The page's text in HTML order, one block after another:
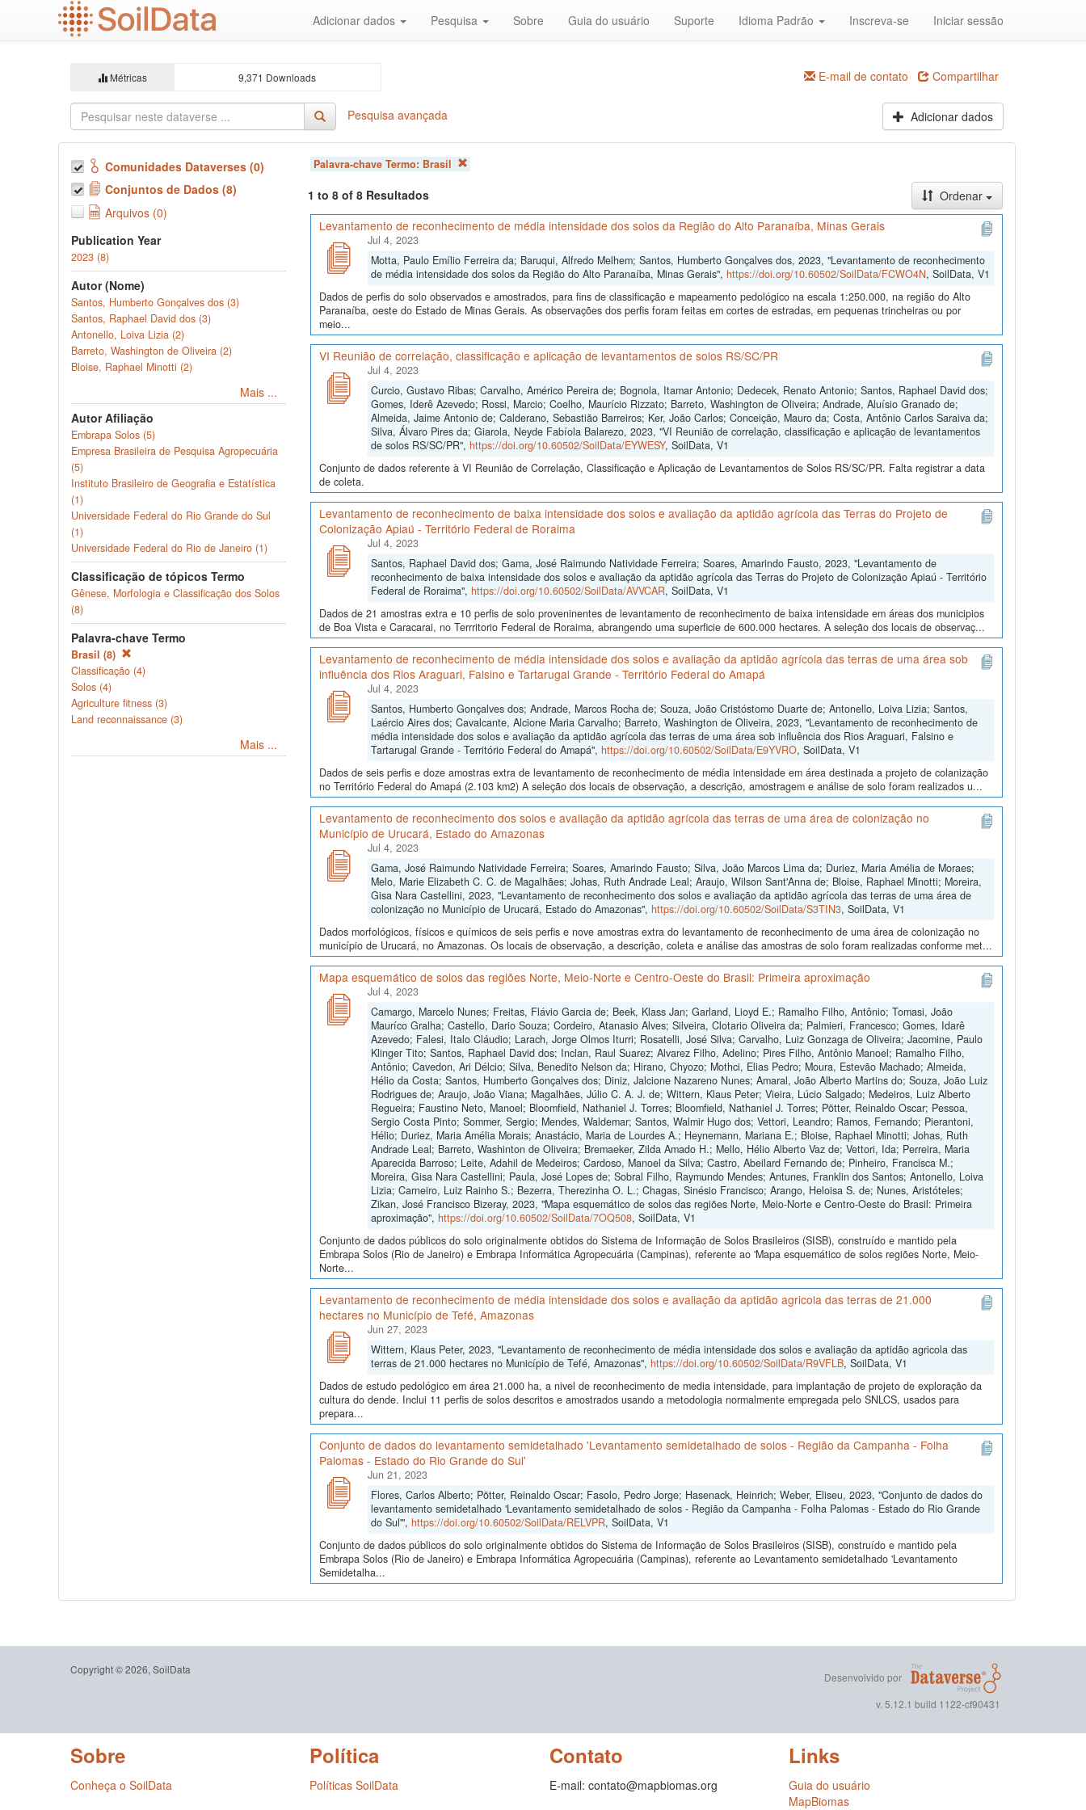
Adicionar dados Pesquisa Sobre Guia do usuário Suporte Idioma Padrão Inscreva-se Iniciar sessão
Métricas 9,371 Downloads E-mail de contato Compartilhar
Pesquisa avançada Adicionar dados
Comunidades Dataverses (0)
Conjuntos de Dados (8)
Arquivos (0)
Publication Year
2023 (8)
Autor (Nome)
Santos, Humberto Gonçalves dos (3)
Santos, Raphael David dos (3)
Antonello, Loiva Lizia (2)
Barreto, Washington de Oliveira (2)
Bloise, Raphael Minotti (2)
Mais ...
Autor Afiliação
Embrapa Solos (5)
Empresa Brasileira de Pesquisa Agropecuária
(5)
Instituto Brasileiro de Geografia e Estatística
(1)
Universidade Federal do Rio Grande do Sul
(1)
Universidade Federal do Rio de Janeiro (1)
Classificação de tópicos Termo
Gênese, Morfologia e Classificação dos Solos
(8)
Palavra-chave Termo
Brasil (8)
Classificação (4)
Solos (4)
Agriculture fitness (3)
Land reconnaissance (3)
Mais ...
Palavra-chave Termo: Brasil
1 to 8 of 8 Resultados
Ordenar
Levantamento de reconhecimento de média intensidade dos solos da Região do Alto Paranaíba, Minas Gerais
Jul 4, 2023
Motta, Paulo Emílio Ferreira da; Baruqui, Alfredo Melhem; Santos, Humberto Gonçalves dos, 2023, "Levantamento de reconhecimento
de média intensidade dos solos da Região do Alto Paranaíba, Minas Gerais", https://doi.org/10.60502/SoilData/FCWO4N, SoilData, V1
Dados de perfis do solo observados e amostrados, para fins de classificação e mapeamento pedológico na escala 1:250.000, na região do Alto
Paranaíba, oeste do Estado de Minas Gerais. As observações dos perfis foram feitas em cortes de estradas, em pequenas trincheiras ou por
meio...
VI Reunião de correlação, classificação e aplicação de levantamentos de solos RS/SC/PR
Jul 4, 2023
Curcio, Gustavo Ribas; Carvalho, Américo Pereira de; Bognola, Itamar Antonio; Dedecek, Renato Antonio; Santos, Raphael David dos;
Gomes, Iderê Azevedo; Rossi, Marcio; Coelho, Maurício Rizzato; Barreto, Washington de Oliveira; Andrade, Aluísio Granado de;
Almeida, Jaime Antonio de; Calderano, Sebastião Barreiros; Ker, João Carlos; Conceição, Mauro da; Costa, Antônio Carlos Saraiva da;
Silva, Álvaro Pires da; Giarola, Neyde Fabíola Balarezo, 2023, "VI Reunião de correlação, classificação e aplicação de levantamentos
de solos RS/SC/PR", https://doi.org/10.60502/SoilData/EYWESY, SoilData, V1
Conjunto de dados referente à VI Reunião de Correlação, Classificação e Aplicação de Levantamentos de Solos RS/SC/PR. Falta registrar a data
de coleta.
Levantamento de reconhecimento de baixa intensidade dos solos e avaliação da aptidão agrícola das Terras do Projeto de
Colonização Apiaú - Território Federal de Roraima
Jul 4, 2023
Santos, Raphael David dos; Gama, José Raimundo Natividade Ferreira; Soares, Amarindo Fausto, 2023, "Levantamento de
reconhecimento de baixa intensidade dos solos e avaliação da aptidão agrícola das Terras do Projeto de Colonização Apiaú - Território
Federal de Roraima", https://doi.org/10.60502/SoilData/AVVCAR, SoilData, V1
Dados de 21 amostras extra e 10 perfis de solo proveninentes de levantamento de reconhecimento de baixa intensidade em áreas dos municipios
de Boa Vista e Caracarai, no Terrritorio Federal de Roraima, abrangendo uma superficie de 600.000 hectares. A seleção dos locais de observaç...
Levantamento de reconhecimento de média intensidade dos solos e avaliação da aptidão agrícola das terras de uma área sob
influência dos Rios Araguari, Falsino e Tartarugal Grande - Território Federal do Amapá
Jul 4, 2023
Santos, Humberto Gonçalves dos; Andrade, Marcos Rocha de; Souza, João Cristóstomo Duarte de; Antonello, Loiva Lizia; Santos,
Laércio Aires dos; Cavalcante, Alcione Maria Carvalho; Barreto, Washington de Oliveira, 2023, "Levantamento de reconhecimento de
média intensidade dos solos e avaliação da aptidão agrícola das terras de uma área sob influência dos Rios Araguari, Falsino e
Tartarugal Grande - Território Federal do Amapá", https://doi.org/10.60502/SoilData/E9YVRO, SoilData, V1
Dados de seis perfis e doze amostras extra de levantamento de reconhecimento de média intensidade em área destinada a projeto de colanização
no Território Federal do Amapá (2.103 km2) A seleção dos locais de observação, a descrição, amostragem e análise de solo foram realizados u...
Levantamento de reconhecimento dos solos e avaliação da aptidão agrícola das terras de uma área de colonização no
Município de Urucará, Estado do Amazonas
Jul 4, 2023
Gama, José Raimundo Natividade Ferreira; Soares, Amarindo Fausto; Silva, João Marcos Lima da; Duriez, Maria Amélia de Moraes;
Melo, Marie Elizabeth C. C. de Magalhães; Johas, Ruth Andrade Leal; Araujo, Wilson Sant'Anna de; Bloise, Raphael Minotti; Moreira,
Gisa Nara Castellini, 2023, "Levantamento de reconhecimento dos solos e avaliação da aptidão agrícola das terras de uma área de
colonização no Município de Urucará, Estado do Amazonas", https://doi.org/10.60502/SoilData/S3TIN3, SoilData, V1
Dados morfológicos, físicos e químicos de seis perfis e nove amostras extra do levantamento de reconhecimento de uma área de colonização no
município de Urucará, no Amazonas. Os locais de observação, a descrição, coleta e análise das amostras de solo foram realizadas conforme met...
Mapa esquemático de solos das regiões Norte, Meio-Norte e Centro-Oeste do Brasil: Primeira aproximação
Jul 4, 2023
Camargo, Marcelo Nunes; Freitas, Flávio Garcia de; Beek, Klass Jan; Garland, Lioyd E.; Ramalho Filho, Antônio; Tomasi, João
Mauríco Gralha; Castello, Dario Souza; Cordeiro, Atanasio Alves; Silveira, Clotario Oliveira da; Palmieri, Francesco; Gomes, Idarê
Azevedo; Falesi, Italo Cláudio; Larach, Jorge Olmos Iturri; Rosatelli, José Silva; Carvalho, Luiz Gonzaga de Oliveira; Jacomine, Paulo
Klinger Tito; Santos, Raphael David dos; Inclan, Raul Suarez; Alvarez Filho, Adelino; Pires Filho, Antônio Manoel; Ramalho Filho,
Antônio; Cavedon, Ari Délcio; Silva, Benedito Nelson da; Hirano, Chyozo; Mothci, Elias Pedro; Moura, Estevão Machado; Almeida,
Hélio da Costa; Santos, Humberto Gonçalves dos; Diniz, Jalcione Nazareno Nunes; Amaral, João Alberto Martins do; Souza, João Luiz
Rodrigues de; Araujo, João Viana; Magalhães, Júlio C. A. J. de; Wittern, Klaus Peter; Vieira, Lúcio Salgado; Medeiros, Luiz Alberto
Regueira; Faustino Neto, Manoel; Bloomfield, Nathaniel J. Torres; Bloomfield, Nathaniel J. Torres; Pötter, Reinaldo Oscar; Pessoa,
Sergio Costa Pinto; Sommer, Sergio; Mendes, Waldemar; Santos, Walmir Hugo dos; Vettori, Leandro; Ramos, Fernando; Pierantoni,
Hélio; Duriez, Maria Amélia Morais; Anastácio, Maria de Lourdes A.; Heynemann, Mariana E.; Bloise, Raphael Minotti; Johas, Ruth
Andrade Leal; Barreto, Washinton de Oliveira; Bremaeker, Zilda Amado H.; Mello, Hélio Alberto Vaz de; Vettori, Ida; Perreira, Maria
Aparecida Barroso; Leite, Adahil de Medeiros; Cardoso, Manoel da Silva; Castro, Abeilard Fernando de; Pinheiro, Francisca M.;
Moreira, Gisa Nara Castellini; Paula, José Lopes de; Sobral Filho, Raymundo Mendes; Antunes, Franklin dos Santos; Antonello, Loiva
Lizia; Carneiro, Luiz Rainho S.; Bezerra, Therezinha O. L.; Chagas, Sinésio Francisco; Arango, Heloisa S. de; Nunes, Aristóteles;
Zikan, José Francisco Bizeray, 2023, "Mapa esquemático de solos das regiões Norte, Meio-Norte e Centro-Oeste do Brasil: Primeira
aproximação", https://doi.org/10.60502/SoilData/7OQ508, SoilData, V1
Conjunto de dados públicos do solo originalmente obtidos do Sistema de Informação de Solos Brasileiros (SISB), construído e mantido pela
Embrapa Solos (Rio de Janeiro) e Embrapa Informática Agropecuária (Campinas), referente ao 'Mapa esquemático de solos regiões Norte, Meio-
Norte...
Levantamento de reconhecimento de média intensidade dos solos e avaliação da aptidão agricola das terras de 21.000
hectares no Município de Tefé, Amazonas
Jun 27, 2023
Wittern, Klaus Peter, 2023, "Levantamento de reconhecimento de média intensidade dos solos e avaliação da aptidão agricola das
terras de 21.000 hectares no Município de Tefé, Amazonas", https://doi.org/10.60502/SoilData/R9VFLB, SoilData, V1
Dados de estudo pedológico em área 21.000 ha, a nivel de reconhecimento de media intensidade, para implantação de projeto de exploração da
cultura do dende. Inclui 11 perfis de solos descritos e amostrados usando a metodologia normalmente empregada pelo SNLCS, usados para
prepara...
Conjunto de dados do levantamento semidetalhado 'Levantamento semidetalhado de solos - Região da Campanha - Folha
Palomas - Estado do Rio Grande do Sul'
Jun 21, 2023
Flores, Carlos Alberto; Pötter, Reinaldo Oscar; Fasolo, Pedro Jorge; Hasenack, Heinrich; Weber, Eliseu, 2023, "Conjunto de dados do
levantamento semidetalhado 'Levantamento semidetalhado de solos - Região da Campanha - Folha Palomas - Estado do Rio Grande
do Sul'", https://doi.org/10.60502/SoilData/RELVPR, SoilData, V1
Conjunto de dados públicos do solo originalmente obtidos do Sistema de Informação de Solos Brasileiros (SISB), construído e mantido pela
Embrapa Solos (Rio de Janeiro) e Embrapa Informática Agropecuária (Campinas), referente ao Levantamento semidetalhado 'Levantamento
Semidetalha...
Copyright © 2026, SoilData
Desenvolvido por
v. 5.12.1 build 1122-cf90431
Sobre
Conheça o SoilData
Política
Políticas SoilData
Contato
E-mail: contato@mapbiomas.org
Links
Guia do usuário
MapBiomas